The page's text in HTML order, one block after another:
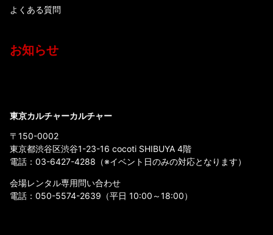
よくある質問
お知らせ
東京カルチャーカルチャー
〒150-0002
東京都渋谷区渋谷1-23-16 cocoti SHIBUYA 4階
電話： 03-6427-4288 （※イベント日のみの対応となります）
会場レンタル専用問い合わせ
電話： 050-5574-2639 （平日 10:00～18:00）